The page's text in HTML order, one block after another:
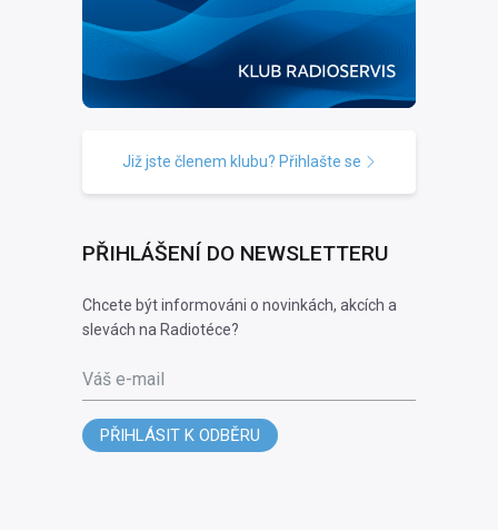
Již jste členem klubu? Přihlašte se
PŘIHLÁŠENÍ DO NEWSLETTERU
Chcete být informováni o novinkách, akcích a
slevách na Radiotéce?
Váš e-mail
PŘIHLÁSIT K ODBĚRU